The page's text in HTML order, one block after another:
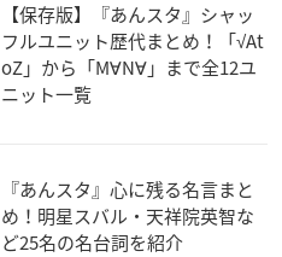
【保存版】『あんスタ』シャッ
フルユニット歴代まとめ！「√At
oZ」から「M∀N∀」まで全12ユ
ニット一覧
『あんスタ』心に残る名言まと
め！明星スバル・天祥院英智な
ど25名の名台詞を紹介